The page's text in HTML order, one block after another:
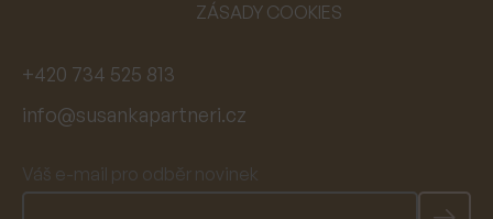
ZÁSADY COOKIES
+420 734 525 813
info@susankapartneri.cz
Váš e-mail pro odběr novinek